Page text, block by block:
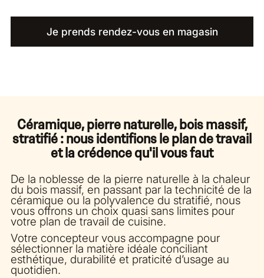
Je prends rendez-vous en magasin
Céramique, pierre naturelle, bois massif,
stratifié : nous identifions le plan de travail
et la crédence qu'il vous faut
De la noblesse de la pierre naturelle à la chaleur
du bois massif, en passant par la technicité de la
céramique ou la polyvalence du stratifié, nous
vous offrons un choix quasi sans limites pour
votre plan de travail de cuisine.
Votre concepteur vous accompagne pour
sélectionner la matière idéale conciliant
esthétique, durabilité et praticité d’usage au
quotidien.